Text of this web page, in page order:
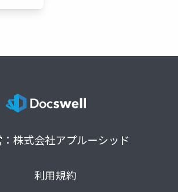
株式会社アプルーシッド
利用規約